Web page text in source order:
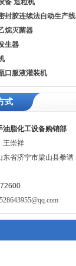
备 造粒机
封胶连续法自动生产线
烷灭菌器
生器
口服液灌装机
式
油脂化工设备购销部
王崇祥
东省济宁市梁山县拳谱